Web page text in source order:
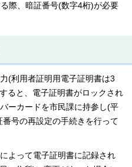
際、暗証番号(数字4桁)が必要
(利用者証明用電子証明書は3
ると、電子証明書がロックされ
ーカードを市民課に持参し(平
号の再設定の手続きを行って
よって電子証明書に記録され